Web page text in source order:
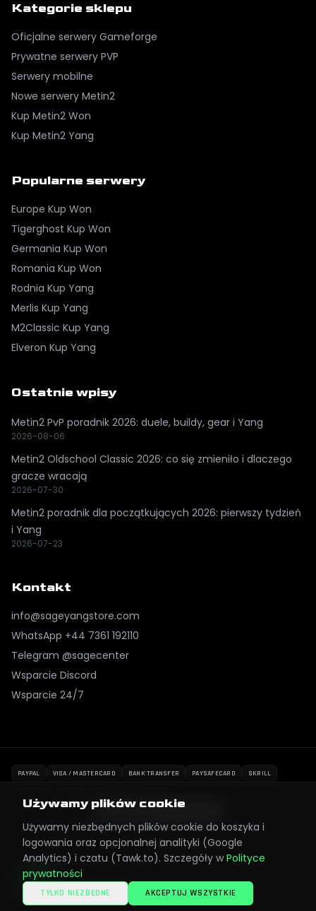
Kategorie sklepu
Oficjalne serwery Gameforge
Prywatne serwery PVP
Serwery mobilne
Nowe serwery Metin2
Kup Metin2 Won
Kup Metin2 Yang
Popularne serwery
Europe Kup Won
Tigerghost Kup Won
Germania Kup Won
Romania Kup Won
Rodnia Kup Yang
Merlis Kup Yang
M2Classic Kup Yang
Elveron Kup Yang
Ostatnie wpisy
Metin2 PvP poradnik 2026: duele, buildy, gear i Yang
2026-08-06
Metin2 Oldschool Classic 2026: co się zmieniło i dlaczego
gracze wracają
2026-07-30
Metin2 poradnik dla początkujących 2026: pierwszy tydzień
i Yang
2026-07-23
Kontakt
info@sageyangstore.com
WhatsApp +44 7361 192110
Telegram @sagecenter
Wsparcie Discord
Wsparcie 24/7
PAYPAL VISA / MASTERCARD BANK TRANSFER PAYSAFECARD SKRILL
2026SageYangStore.Wszelkie prawa zastrzeżone. Kup Yang i
Won Metin2 bezpiecznie.
Używamy plików cookie
Używamy niezbędnych plików cookie do koszyka i
logowania oraz opcjonalnej analityki (Google
Analytics) i czatu (Tawk.to). Szczegóły w Polityce
prywatności
TYLKO NIEZBĘDNE AKCEPTUJ WSZYSTKIE